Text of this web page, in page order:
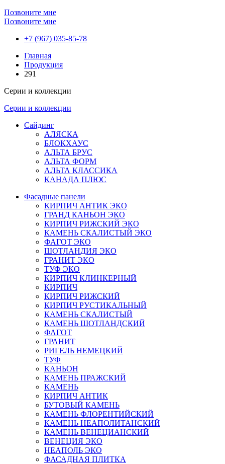
Позвоните мне
Позвоните мне
+7 (967) 035-85-78
Главная
Продукция
291
Серии и коллекции
Серии и коллекции
Сайдинг
АЛЯСКА
БЛОКХАУС
АЛЬТА БРУС
АЛЬТА ФОРМ
АЛЬТА КЛАССИКА
КАНАДА ПЛЮС
Фасадные панели
КИРПИЧ АНТИК ЭКО
ГРАНД КАНЬОН ЭКО
КИРПИЧ РИЖСКИЙ ЭКО
КАМЕНЬ СКАЛИСТЫЙ ЭКО
ФАГОТ ЭКО
ШОТЛАНДИЯ ЭКО
ГРАНИТ ЭКО
ТУФ ЭКО
КИРПИЧ КЛИНКЕРНЫЙ
КИРПИЧ
КИРПИЧ РИЖСКИЙ
КИРПИЧ РУСТИКАЛЬНЫЙ
КАМЕНЬ СКАЛИСТЫЙ
КАМЕНЬ ШОТЛАНДСКИЙ
ФАГОТ
ГРАНИТ
РИГЕЛЬ НЕМЕЦКИЙ
ТУФ
КАНЬОН
КАМЕНЬ ПРАЖСКИЙ
КАМЕНЬ
КИРПИЧ АНТИК
БУТОВЫЙ КАМЕНЬ
КАМЕНЬ ФЛОРЕНТИЙСКИЙ
КАМЕНЬ НЕАПОЛИТАНСКИЙ
КАМЕНЬ ВЕНЕЦИАНСКИЙ
ВЕНЕЦИЯ ЭКО
НЕАПОЛЬ ЭКО
ФАСАДНАЯ ПЛИТКА